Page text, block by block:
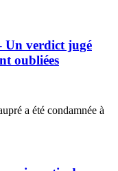
Un verdict jugé
oubliées
a été condamnée à